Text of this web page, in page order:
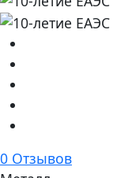
0 Отзывов